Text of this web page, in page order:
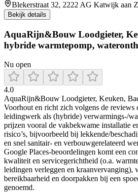
Blekerstraat 32, 2222 AG Katwijk aan
Bekijk details
AquaRijn&Bouw Loodgieter,
hybride warmtepomp,
Nu open
4.0
AquaRijn&Bouw Loodgieter, Keuken,
Voorhout en richt zich volgens de
leidingwerk als (hybride) verwarmings-/
prijzen vooral de vakbekwame installatie
risico’s, bijvoorbeeld bij lekkende/
en snel sanitair- en verbouwgerelateerd
Google Places-beoordelingen komt een
kwaliteit en servicegerichtheid (o.a.
leidingen verleggen en kraanvervanging),
bereikbaarheid en doorpakken bij een
genoemd.